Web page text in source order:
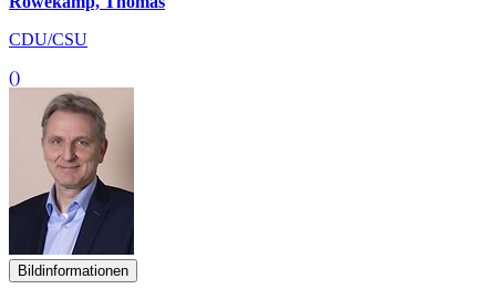
CDU/CSU
()
Bildinformationen